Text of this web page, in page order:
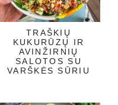
TRAŠKIŲ
KUKURŪZŲ IR
AVINŽIRNIŲ
SALOTOS SU
VARŠKĖS SŪRIU